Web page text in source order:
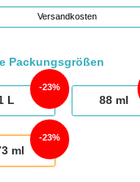
Versandkosten
Packungsgrößen
L
23%
88ml
ml
23%